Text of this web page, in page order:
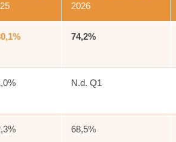
2026
74,2%
N.d. Q1
68,5%